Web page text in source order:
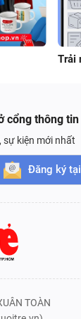
Trải
cổng thông tin
kiện mới nhất
Đăng ký
TOÀN